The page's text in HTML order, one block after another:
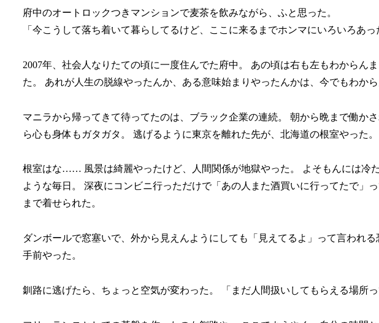
府中のオートロックつきマンションで麦茶を飲みながら、ふと思った。
「今こうして落ち着いて暮らしてるけど、ここに来るまでホンマにいろいろあ
2007年、社会人なりたての頃に一度住んでた府中。 あの頃は右も左もわからん
た。 あれが人生の脱線やったんか、ある意味始まりやったんかは、今でもわから
マニラから帰ってきて待ってたのは、ブラック企業の連続。 朝から晩まで働か
ら心も身体もガタガタ。 逃げるように東京を離れた先が、北海道の根室やった。
根室はな…… 風景は綺麗やったけど、人間関係が地獄やった。 よそもんには冷
ような毎日。 深夜にコンビニ行っただけで「あの人また酒買いに行ってたで」
まで着せられた。
ダンボールで窓塞いで、外から見えんようにしても「見えてるよ」って言われ
手前やった。
釧路に逃げたら、ちょっと空気が変わった。 「まだ人間扱いしてもらえる場所